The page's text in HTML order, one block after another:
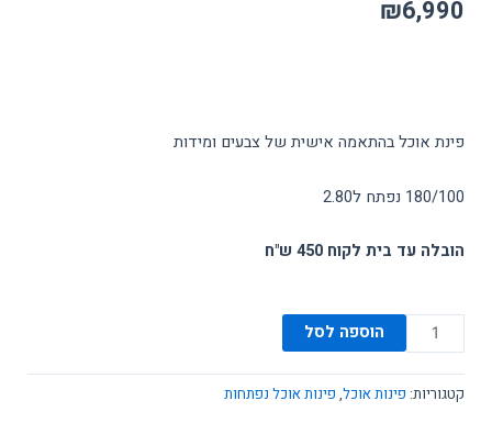
פינת אוכל בהתאמה אישית של צבעים ומידות
180/100 נפתח ל2.80
הובלה עד בית לקוח 450 ש"ח
כמות
של
פינת
אוכל
הוספה לסל
קטגוריות: פינות אוכל, פינות אוכל נפתחות
₪6,990